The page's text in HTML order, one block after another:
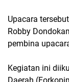
Upacara
Robby
pembina
Kegiatan ini